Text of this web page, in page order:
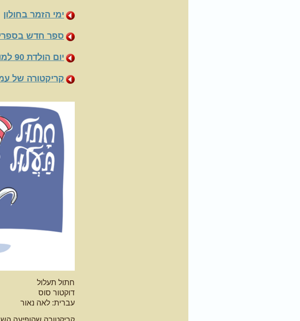
ימי הזמר בחולון
ספר חדש
יום הולדת 90 למוטקה וללאה - בית הפלמ"ח 20/08/2024
קריקטורה של עמוס
חתול תעלול
דוקטור סוס
עברית: לאה נאור